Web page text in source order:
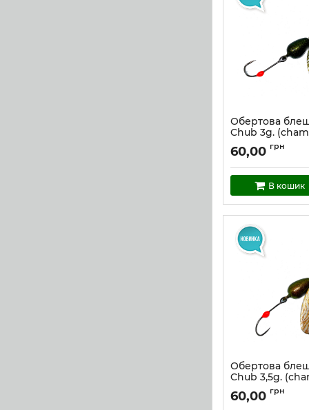
Обертова
Chub 3g.
Артикул: cc_3_ch5
60,00 грн
В кошик
Обертова
Chub 3,5g.
Артикул: cc_3,5_ch6
60,00 грн